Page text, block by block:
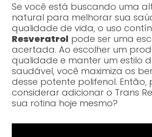
Se você está buscando uma
natural para melhorar sua
qualidade de vida, o uso
Resveratrol pode ser uma
acertada. Ao escolher um
qualidade e manter um estilo
saudável, você maximiza os
desse potente polifenol. Então,
considerar adicionar o Trans
sua rotina hoje mesmo?